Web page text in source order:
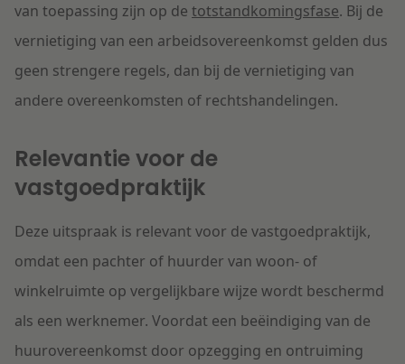
van toepassing zijn op de totstandkomingsfase. Bij de
vernietiging van een arbeidsovereenkomst gelden dus
geen strengere regels, dan bij de vernietiging van
andere overeenkomsten of rechtshandelingen.
Relevantie voor de
vastgoedpraktijk
Deze uitspraak is relevant voor de vastgoedpraktijk,
omdat een pachter of huurder van woon- of
winkelruimte op vergelijkbare wijze wordt beschermd
als een werknemer. Voordat een beëindiging van de
huurovereenkomst door opzegging en ontruiming